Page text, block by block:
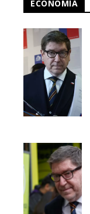
ECONOMÍA